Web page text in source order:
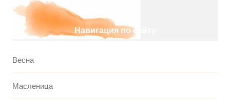
Навигация по сайту
Весна
Масленица